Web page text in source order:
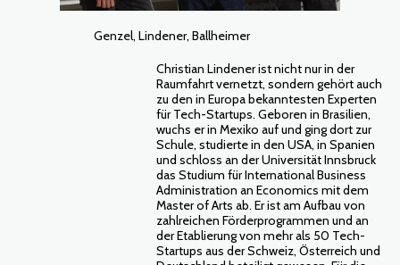
Genzel, Lindener, Ballheimer
Christian Lindener ist nicht nur in der
Raumfahrt vernetzt, sondern gehört auch
zu den in Europa bekanntesten Experten
für Tech-Startups. Geboren in Brasilien,
wuchs er in Mexiko auf und ging dort zur
Schule, studierte in den USA, in Spanien
und schloss an der Universität Innsbruck
das Studium für International Business
Administration an Economics mit dem
Master of Arts ab. Er ist am Aufbau von
zahlreichen Förderprogrammen und an
der Etablierung von mehr als 50 Tech-
Startups aus der Schweiz, Österreich und